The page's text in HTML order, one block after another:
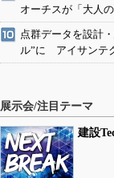
オーチスが「大人
点群データを設計
ル”に アイサンテ
展示会/注目テーマ
建設